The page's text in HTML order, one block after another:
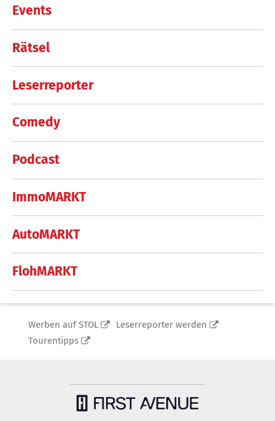
Events
Rätsel
Leserreporter
Comedy
Podcast
ImmoMARKT
AutoMARKT
FlohMARKT
Werben auf STOL
Leserreporter werden
Tourentipps